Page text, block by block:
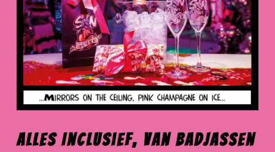
Alles Inclusief, van Badjassen